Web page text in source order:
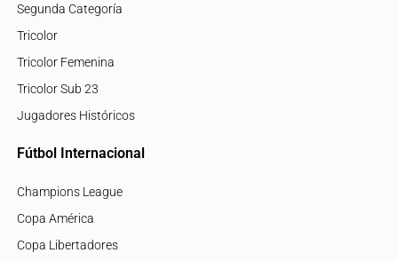
Segunda Categoría
Tricolor
Tricolor Femenina
Tricolor Sub 23
Jugadores Históricos
Fútbol Internacional
Champions League
Copa América
Copa Libertadores